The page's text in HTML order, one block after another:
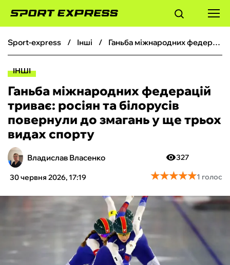
ФУТБОЛ
БОКС
ХОКЕЙ
ТЕНІС
КІБЕРСПОРТ
ФУТЗАЛ
sport-express інші Ганьба міжнародних федерацій триває: росіян та білорусів повернули до змагань у ще трьох видах спорту
ІНШІ
Ганьба міжнародних федерацій
триває: росіян та білорусів
повернули до змагань у ще трьох
видах спорту
Владислав Власенко
30 червня 2026, 17:19
327
★★★★★
★★★★★1 голос